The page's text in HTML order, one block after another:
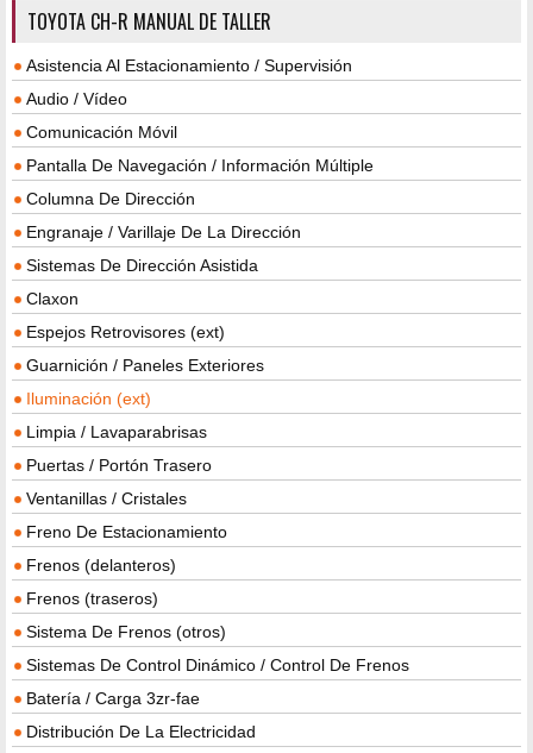
TOYOTA CH-R MANUAL DE TALLER
Asistencia Al Estacionamiento / Supervisión
Audio / Vídeo
Comunicación Móvil
Pantalla De Navegación / Información Múltiple
Columna De Dirección
Engranaje / Varillaje De La Dirección
Sistemas De Dirección Asistida
Claxon
Espejos Retrovisores (ext)
Guarnición / Paneles Exteriores
Iluminación (ext)
Limpia / Lavaparabrisas
Puertas / Portón Trasero
Ventanillas / Cristales
Freno De Estacionamiento
Frenos (delanteros)
Frenos (traseros)
Sistema De Frenos (otros)
Sistemas De Control Dinámico / Control De Frenos
Batería / Carga 3zr-fae
Distribución De La Electricidad